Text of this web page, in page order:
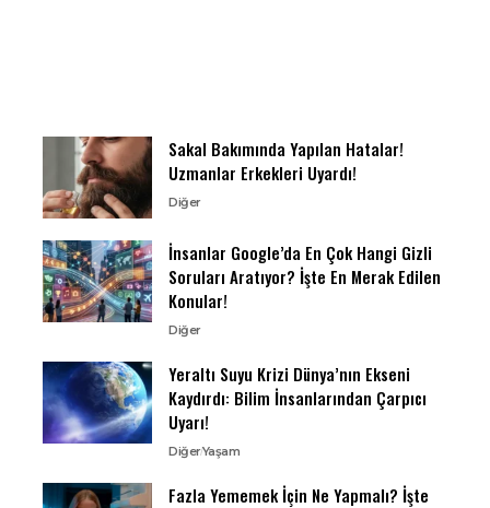
Sakal Bakımında Yapılan Hatalar!
Uzmanlar Erkekleri Uyardı!
Diğer
İnsanlar Google’da En Çok Hangi Gizli
Soruları Aratıyor? İşte En Merak Edilen
Konular!
Diğer
Yeraltı Suyu Krizi Dünya’nın Ekseni
Kaydırdı: Bilim İnsanlarından Çarpıcı
Uyarı!
DiğerYaşam
Fazla Yememek İçin Ne Yapmalı? İşte